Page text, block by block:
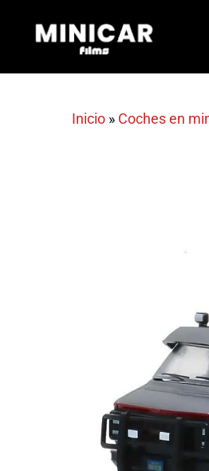
Inicio » Coches en